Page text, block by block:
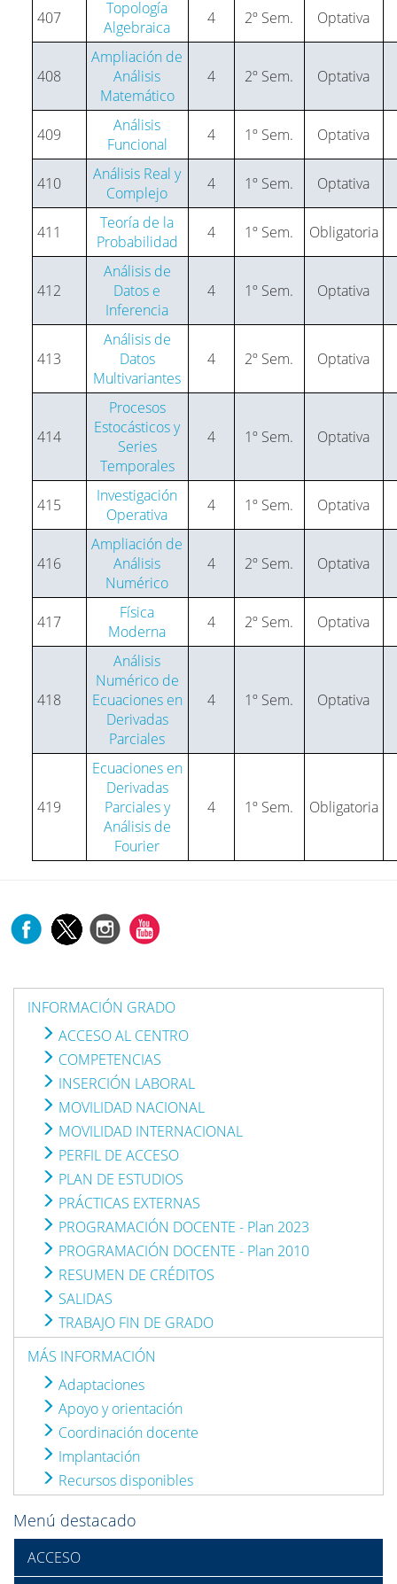
407
Topología
Algebraica
4 2º Sem. Optativa
408
Ampliación de
Análisis
Matemático
4 2º Sem. Optativa
409
Análisis
Funcional
4 1º Sem. Optativa
410
Análisis Real y
Complejo
4 1º Sem. Optativa
411
Teoría de la
Probabilidad
4 1º Sem. Obligatoria
412
Análisis de
Datos e
Inferencia
4 1º Sem. Optativa
413
Análisis de
Datos
Multivariantes
4 2º Sem. Optativa
414
Procesos
Estocásticos y
Series
Temporales
4 1º Sem. Optativa
415
Investigación
Operativa
4 1º Sem. Optativa
416
Ampliación de
Análisis
Numérico
4 2º Sem. Optativa
417
Física
Moderna
4 2º Sem. Optativa
418
Análisis
Numérico de
Ecuaciones en
Derivadas
Parciales
4 1º Sem. Optativa
419
Ecuaciones en
Derivadas
Parciales y
Análisis de
Fourier
4 1º Sem. Obligatoria
INFORMACIÓN GRADO
ACCESO AL CENTRO
COMPETENCIAS
INSERCIÓN LABORAL
MOVILIDAD NACIONAL
MOVILIDAD INTERNACIONAL
PERFIL DE ACCESO
PLAN DE ESTUDIOS
PRÁCTICAS EXTERNAS
PROGRAMACIÓN DOCENTE - Plan 2023
PROGRAMACIÓN DOCENTE - Plan 2010
RESUMEN DE CRÉDITOS
SALIDAS
TRABAJO FIN DE GRADO
MÁS INFORMACIÓN
Adaptaciones
Apoyo y orientación
Coordinación docente
Implantación
Recursos disponibles
Menú destacado
ACCESO